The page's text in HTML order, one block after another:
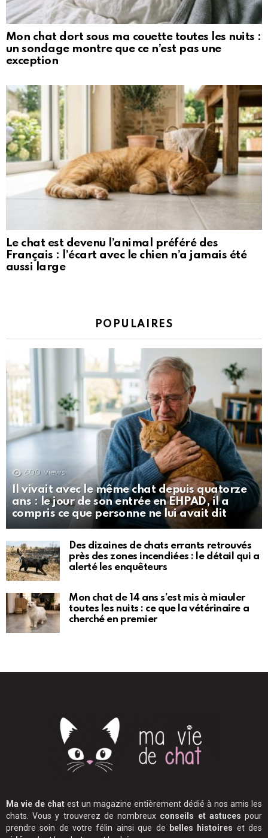
Mon chat dort sous ma couette toutes les nuits :
un sondage montre que ce n’est pas une
exception
Le chat est devenu l’animal préféré des
Français : l’écart avec le chien n’a jamais été
aussi large
POPULAIRES
600 Views
Il vivait avec le même chat depuis quatorze
ans : le jour de son entrée en EHPAD, il a
compris ce que personne ne lui avait dit
Des dizaines de chats errants retrouvés
près des zones incendiées : le détail qui a
alerté les enquêteurs
Mon chat de 14 ans s’est mis à miauler
toutes les nuits : ce que la vétérinaire a
cherché en premier
Ma vie de chat est un magazine entièrement dédié à nos amis les
chats. Vous y trouverez de nombreux conseils et astuces pour
prendre soin de votre félin ainsi que de belles histoires et des